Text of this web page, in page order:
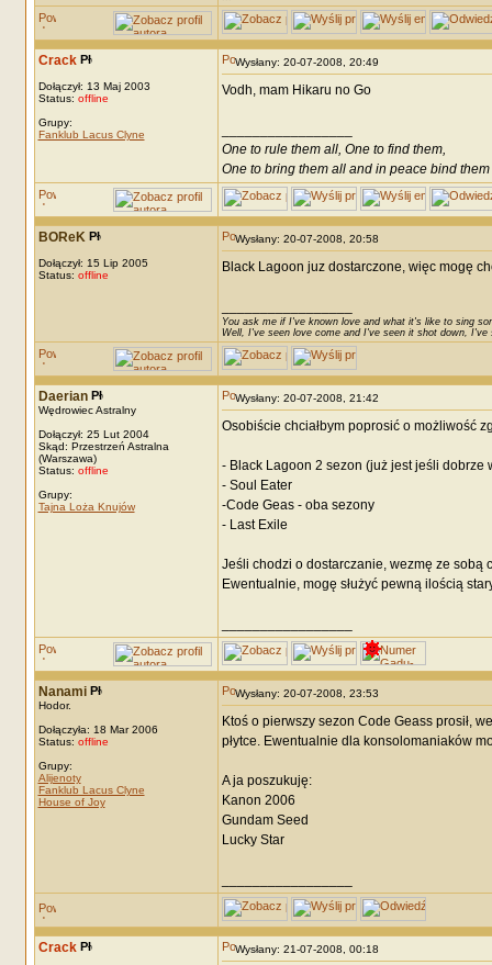
Crack
Dołączył: 13 Maj 2003
Status: offline
Grupy:
Fanklub Lacus Clyne
Wysłany: 20-07-2008, 20:49
Vodh, mam Hikaru no Go
One to rule them all, One to find them,
One to bring them all and in peace bind them
BOReK
Dołączył: 15 Lip 2005
Status: offline
Wysłany: 20-07-2008, 20:58
Black Lagoon juz dostarczone, więc mogę
You ask me if I've known love and what it's like to sing
Well, I've seen love come and I've seen it shot down, I've
Daerian
Wędrowiec Astralny
Dołączył: 25 Lut 2004
Skąd: Przestrzeń Astralna
(Warszawa)
Status: offline
Grupy:
Tajna Loża Knujów
Wysłany: 20-07-2008, 21:42
Osobiście chciałbym poprosić o możliwość
- Black Lagoon 2 sezon (już jest jeśli dobrze
- Soul Eater
-Code Geas - oba sezony
- Last Exile
Jeśli chodzi o dostarczanie, wezmę ze sobą
Ewentualnie, mogę służyć pewną ilością
Nanami
Hodor.
Dołączyła: 18 Mar 2006
Status: offline
Grupy:
Alijenoty
Fanklub Lacus Clyne
House of Joy
Wysłany: 20-07-2008, 23:53
Ktoś o pierwszy sezon Code Geass prosił,
płytce. Ewentualnie dla konsolomaniaków
A ja poszukuję:
Kanon 2006
Gundam Seed
Lucky Star
Crack Wysłany: 21-07-2008, 00:18